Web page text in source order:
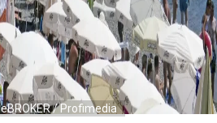
/ Profimedia